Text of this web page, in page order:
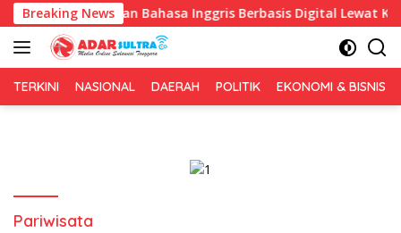
Langsung
ke
konten
Breaking NewsBahasa Inggris Berbasis Digital Lewat KKN
TERKINI NASIONAL DAERAH POLITIK EKONOMI & BISNIS
Pariwisata